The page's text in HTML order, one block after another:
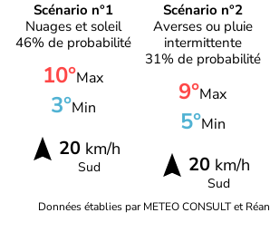
Scénario n°1
Nuages et soleil
46% de probabilité
10°Max
3°Min
20km/h
Sud
Scénario n°2
Averses ou pluie
intermittente
31% de probabilité
9°Max
5°Min
20km/h
Sud
Données établies par METEO CONSULT et